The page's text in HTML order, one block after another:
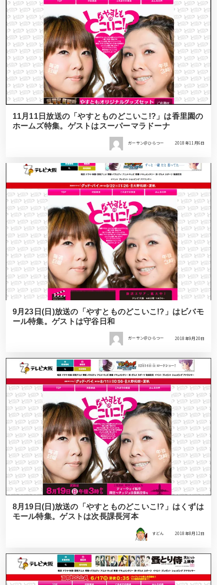
11月11日放送の「やすとものどこいこ!?」は香里園の
ホームズ特集。ゲストはスーパーマラドーナ
ガーサン＠ひらつー 2018年11月6日
9月23日(日)放送の「やすとものどこいこ!?」はビバモ
ール特集。ゲストは守谷日和
ガーサン＠ひらつー 2018年9月20日
8月19日(日)放送の「やすとものどこいこ!?」はくずは
モール特集。ゲストは次長課長河本
すどん 2018年8月12日